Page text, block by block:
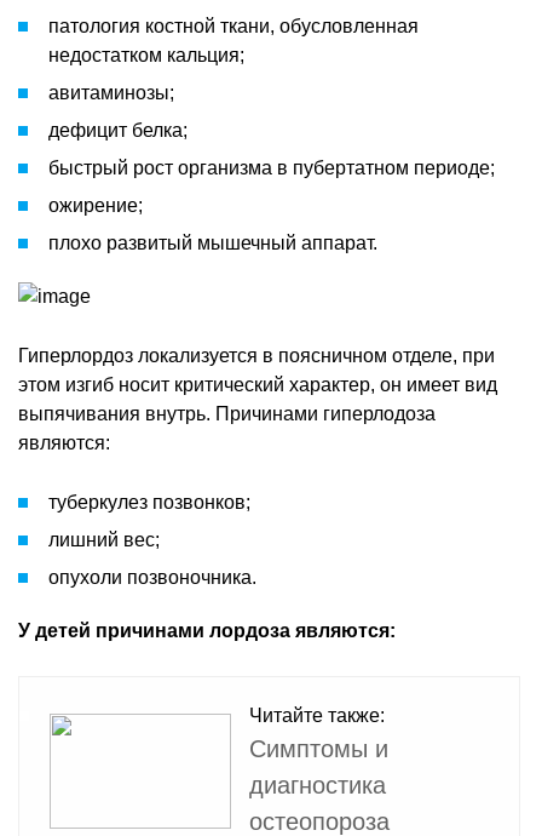
патология костной ткани, обусловленная
недостатком кальция;
авитаминозы;
дефицит белка;
быстрый рост организма в пубертатном периоде;
ожирение;
плохо развитый мышечный аппарат.
Гиперлордоз локализуется в поясничном отделе, при
этом изгиб носит критический характер, он имеет вид
выпячивания внутрь. Причинами гиперлодоза
являются:
туберкулез позвонков;
лишний вес;
опухоли позвоночника.
У детей причинами лордоза являются:
Читайте также:
Симптомы и
диагностика
остеопороза